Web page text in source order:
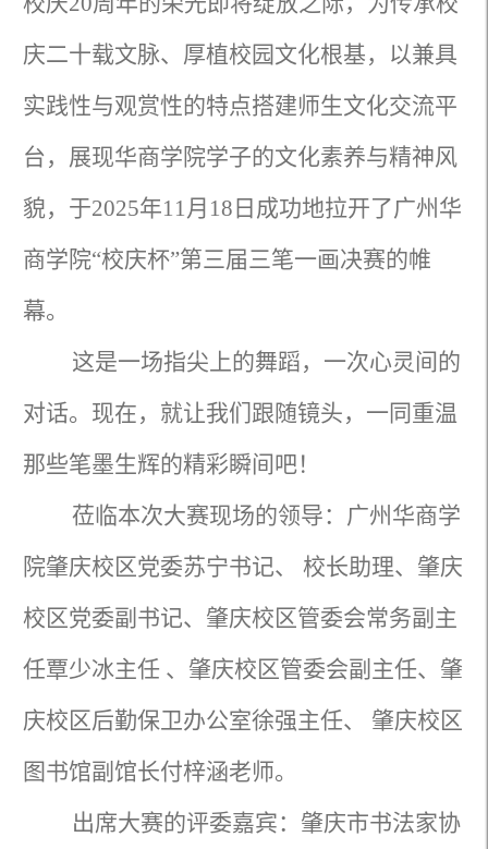
庆二十载文脉、厚植校园文化根基，以兼具
实践性与观赏性的特点搭建师生文化交流平
台，展现华商学院学子的文化素养与精神风
貌，于2025年11月18日成功地拉开了广州华
商学院“校庆杯”第三届三笔一画决赛的帷
幕。
这是一场指尖上的舞蹈，一次心灵间的
对话。现在，就让我们跟随镜头，一同重温
那些笔墨生辉的精彩瞬间吧！
莅临本次大赛现场的领导：广州华商学
院肇庆校区党委苏宁书记、 校长助理、肇庆
校区党委副书记、肇庆校区管委会常务副主
任覃少冰主任 、肇庆校区管委会副主任、肇
庆校区后勤保卫办公室徐强主任、 肇庆校区
图书馆副馆长付梓涵老师。
出席大赛的评委嘉宾：肇庆市书法家协